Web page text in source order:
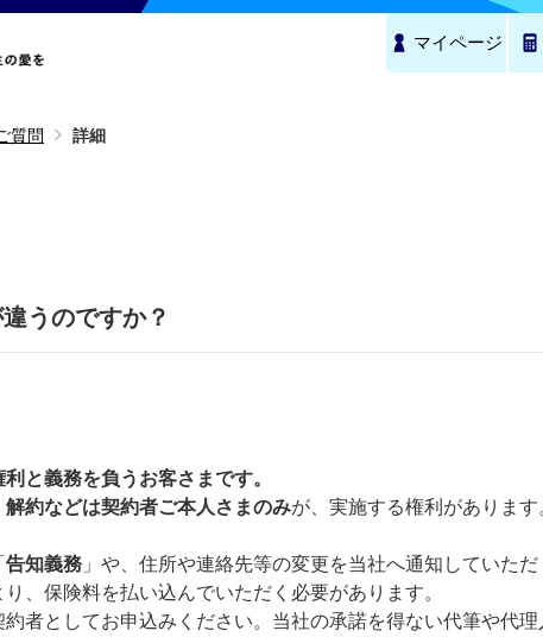
マイページ
質問 詳細
うのですか？
と義務を負うお客さまです。
約などは契約者ご本人さまのみが、実施する権利がありま
告知義務 」や、住所や連絡先等の変更を当社へ通知していただ
、保険料を払い込んでいただく必要があります。
者としてお申込みください。当社の承諾を得ない代筆や代